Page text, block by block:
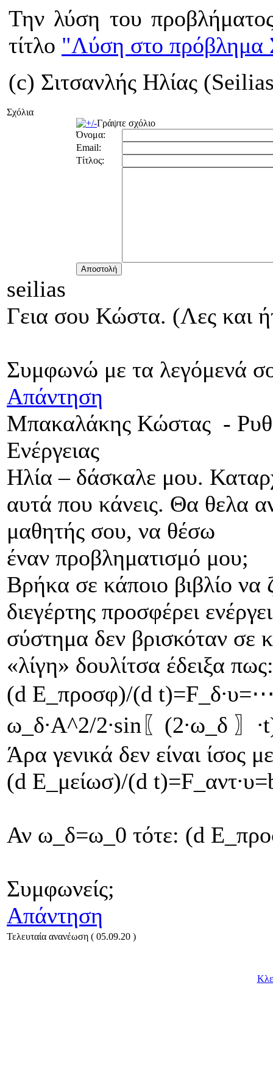
Την λύση του
τίτλο "Λύση στο πρόβλημα
(c) Σιτσανλής Ηλίας
Σχόλια
Γράψτε σχόλιο
Όνομα:
Email:
Τίτλος:
seilias
Γεια σου Κώστα. (Λες και
Συμφωνώ με τα λεγόμενά
Απάντηση
Μπακαλάκης Κώστας -
Ενέργειας
Ηλία – δάσκαλε μου.
αυτά που κάνεις. Θα θελα
μαθητής σου, να θέσω
έναν προβληματισμό μου;
Βρήκα σε κάποιο βιβλίο να
διεγέρτης προσφέρει
σύστημα δεν βρισκόταν σε
«λίγη» δουλίτσα έδειξα πως:
(d Ε_προσφ)/(d
ω_δ∙Α^2/2∙sin⁡〖(2∙ω_δ 〗
Άρα γενικά δεν είναι ίσος
(d Ε_μείωσ)/(d
Αν ω_δ=ω_0 τότε: (d
Συμφωνείς;
Απάντηση
Τελευταία ανανέωση ( 05.09.20 )